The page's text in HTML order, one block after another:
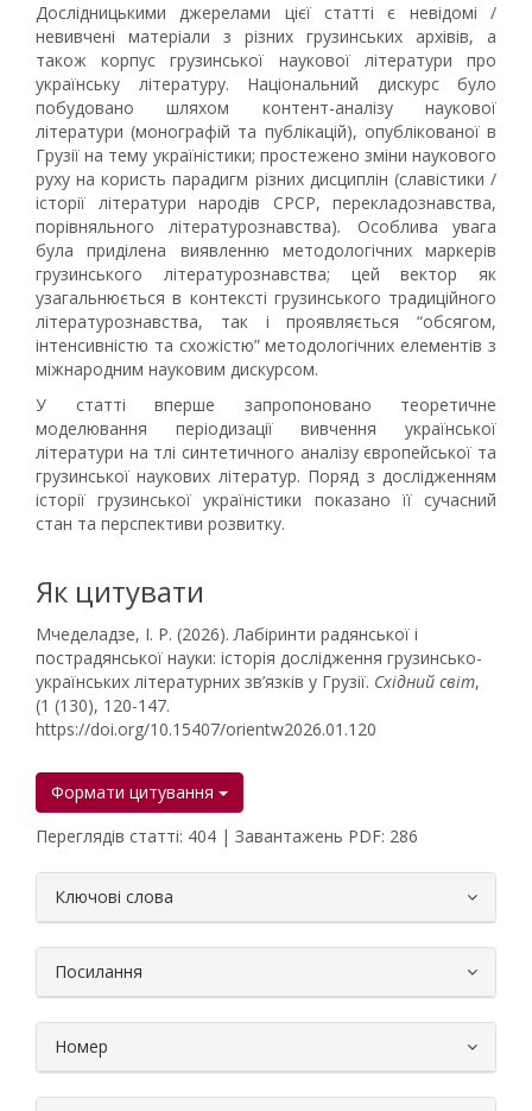
Дослідницькими джерелами цієї статті є невідомі /
невивчені матеріали з різних грузинських архівів, а
також корпус грузинської наукової літератури про
українську літературу. Національний дискурс було
побудовано шляхом контент-аналізу наукової
літератури (монографій та публікацій), опублікованої в
Грузії на тему україністики; простежено зміни наукового
руху на користь парадигм різних дисциплін (славістики /
історії літератури народів СРСР, перекладознавства,
порівняльного літературознавства).
Особлива увага
була приділена виявленню методологічних маркерів
грузинського літературознавства; цей вектор як
узагальнюється в контексті грузинського традиційного
літературознавства, так і проявляється “обсягом,
інтенсивністю та схожістю” методологічних елементів з
міжнародним науковим дискурсом.
У статті вперше запропоновано теоретичне
моделювання періодизації вивчення української
літератури на тлі синтетичного аналізу європейської та
грузинської наукових літератур. Поряд з дослідженням
історії грузинської україністики показано її сучасний
стан та перспективи розвитку.
Як цитувати
Мчеделадзе, І. Р. (2026). Лабіринти радянської і
пострадянської науки: історія дослідження грузинсько-
українських літературних зв’язків у Грузії. Східний світ,
(1 (130), 120-147.
https://doi.org/10.15407/orientw2026.01.120
Формати цитування
Переглядів статті: 404 | Завантажень PDF: 286
Ключові слова
Посилання
Номер